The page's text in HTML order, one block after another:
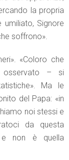
la propria
Signore
soffrono».
«Coloro che
– si
Ma le
del Papa: «in
noi stessi e
da questa
e non è quella